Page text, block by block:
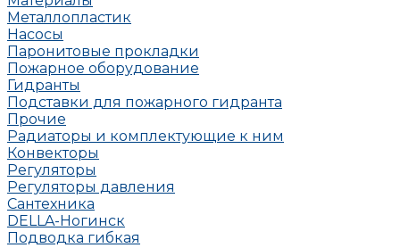
Металлопластик
Насосы
Паронитовые прокладки
Пожарное оборудование
Гидранты
Подставки для пожарного гидранта
Прочие
Радиаторы и комплектующие к ним
Конвекторы
Регуляторы
Регуляторы давления
Сантехника
DELLA-Ногинск
Подводка гибкая